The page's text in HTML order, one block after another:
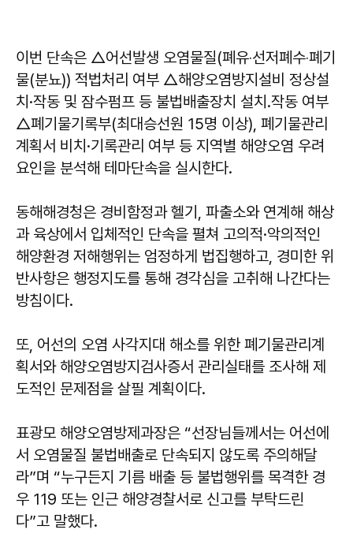
이번 단속은 △어선발생 오염물질(폐유‧선저폐수‧폐기
물(분뇨)) 적법처리 여부 △해양오염방지설비 정상설
치·작동 및 잠수펌프 등 불법배출장치 설치․작동 여부
△폐기물기록부(최대승선원 15명 이상), 폐기물관리
계획서 비치·기록관리 여부 등 지역별 해양오염 우려
요인을 분석해 테마단속을 실시한다.
동해해경청은 경비함정과 헬기, 파출소와 연계해 해상
과 육상에서 입체적인 단속을 펼쳐 고의적·악의적인
해양환경 저해행위는 엄정하게 법집행하고, 경미한 위
반사항은 행정지도를 통해 경각심을 고취해 나간다는
방침이다.
또, 어선의 오염 사각지대 해소를 위한 폐기물관리계
획서와 해양오염방지검사증서 관리실태를 조사해 제
도적인 문제점을 살필 계획이다.
표광모 해양오염방제과장은 “선장님들께서는 어선에
서 오염물질 불법배출로 단속되지 않도록 주의해달
라”며 “누구든지 기름 배출 등 불법행위를 목격한 경
우 119 또는 인근 해양경찰서로 신고를 부탁드린
다”고 말했다.